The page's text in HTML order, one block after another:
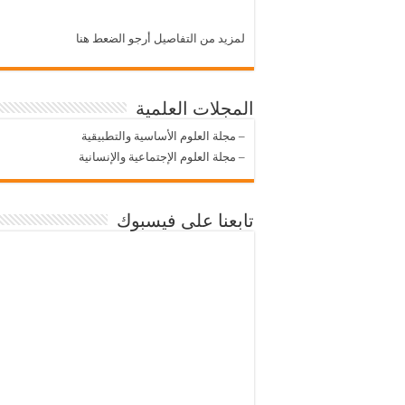
لمزيد من التفاصيل أرجو الضعط هنا
المجلات العلمية
– مجلة العلوم الأساسية والتطبيقية
– مجلة العلوم الإجتماعية والإنسانية
تابعنا على فيسبوك